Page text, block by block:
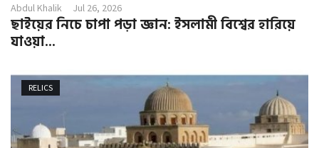
Abdul Khalik Jul 26, 2026
ছাইয়ের নিচে চাপা পড়া জ্ঞান: ইসলামী বিশ্বের হারিয়ে
যাওয়া...
RELICS